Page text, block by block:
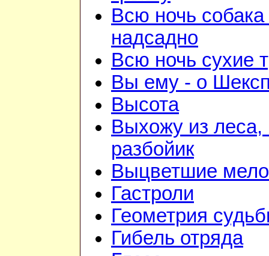
Всю ночь
надсадно
Всю ночь сухие
Вы ему - о
Высота
Выхожу из леса,
разбойик
Выцветшие
Гастроли
Геометрия
Гибель отряда